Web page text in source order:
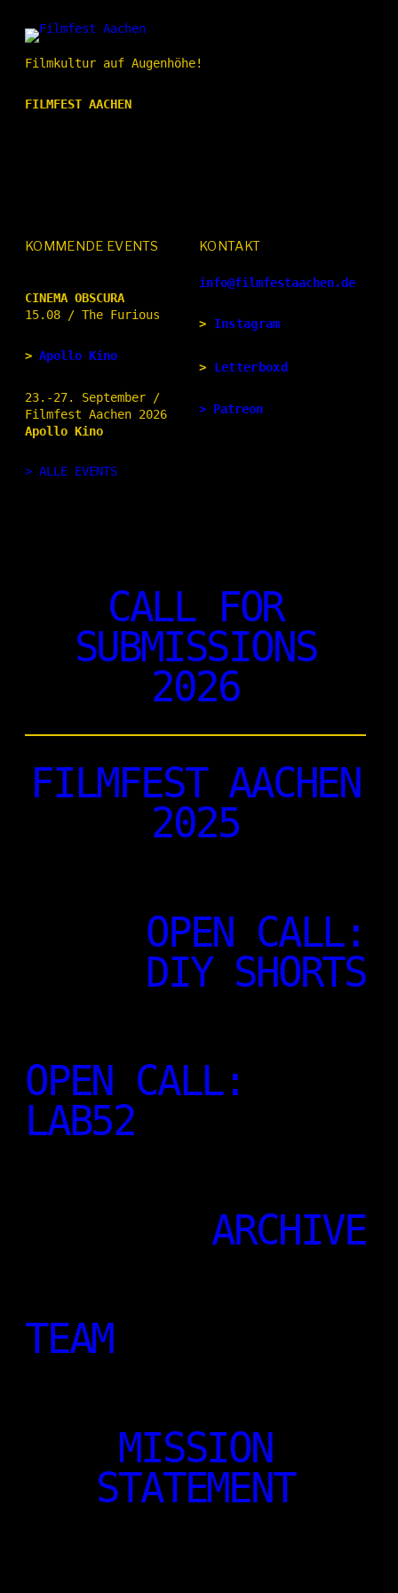
Filmkultur auf Augenhöhe!
FILMFEST AACHEN
KOMMENDE EVENTS
CINEMA OBSCURA
15.08 / The Furious
> Apollo Kino
23.-27. September /
Filmfest Aachen 2026
Apollo Kino
> ALLE EVENTS
KONTAKT
info@filmfestaachen.de
> Instagram
> Letterboxd
> Patreon
CALL FOR
SUBMISSIONS
2026
FILMFEST AACHEN
2025
OPEN CALL:
DIY SHORTS
OPEN CALL:
LAB52
ARCHIVE
TEAM
MISSION
STATEMENT